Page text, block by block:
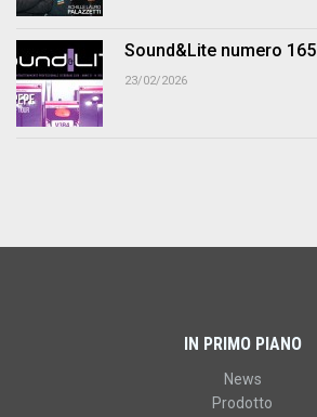
Sound&Lite numero 165
23/02/2026
IN PRIMO PIANO
News
Prodotto